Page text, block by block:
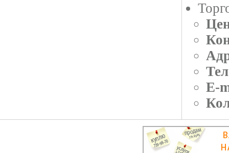
E-